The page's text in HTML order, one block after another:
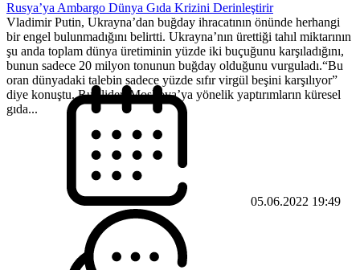
Rusya’ya Ambargo Dünya Gıda Krizini Derinleştirir
Vladimir Putin, Ukrayna’dan buğday ihracatının önünde herhangi
bir engel bulunmadığını belirtti. Ukrayna’nın ürettiği tahıl miktarının
şu anda toplam dünya üretiminin yüzde iki buçuğunu karşıladığını,
bunun sadece 20 milyon tonunun buğday olduğunu vurguladı.“Bu
oran dünyadaki talebin sadece yüzde sıfır virgül beşini karşılıyor”
diye konuştu. Rus lider, Moskova’ya yönelik yaptırımların küresel
gıda...
05.06.2022 19:49